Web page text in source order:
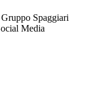
Spaggiari
Media